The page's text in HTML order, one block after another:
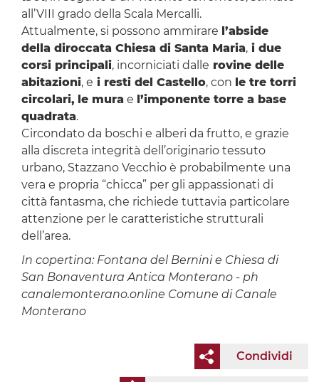
all’VIII grado della Scala Mercalli.
Attualmente, si possono ammirare l’abside
della diroccata Chiesa di Santa Maria,i due
corsi principali, incorniciati dalle rovine delle
abitazioni, e i resti del Castello, con le tre torri
circolari, le mura e l’imponente torre a base
quadrata.
Circondato da boschi e alberi da frutto, e grazie
alla discreta integrità dell’originario tessuto
urbano, Stazzano Vecchio è probabilmente una
vera e propria “chicca” per gli appassionati di
città fantasma, che richiede tuttavia particolare
attenzione per le caratteristiche strutturali
dell’area.
In copertina: Fontana del Bernini e Chiesa di
San Bonaventura Antica Monterano - ph
canalemonterano.online Comune di Canale
Monterano
Condividi